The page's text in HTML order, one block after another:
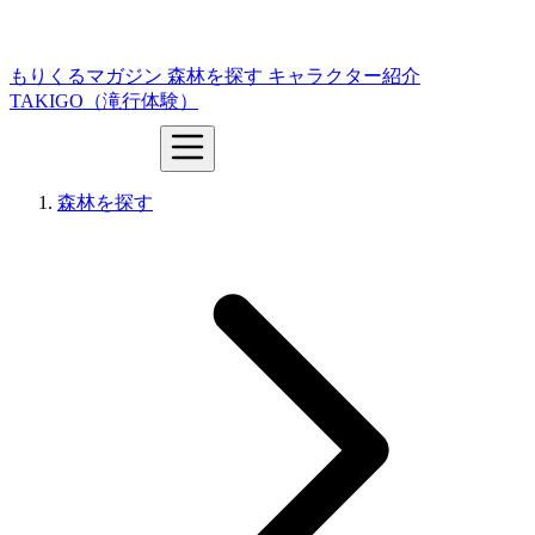
もりくるマガジン 森林を探す キャラクター紹介
TAKIGO（滝行体験）
森林を探す